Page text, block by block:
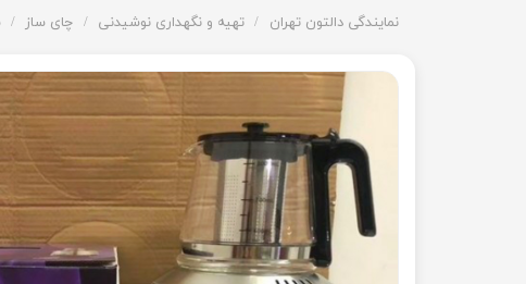
◼️ آماده سازی غذا
مخلوط کن
غذاساز
همزن
چرخ گوشت
سالاد ساز
◼️ تهیه و
سه کاره
دو کاره
چای ساز
آب پرتقال
آب سردکن
قهوه ساز
اسپرسوساز
نمایندگی دالتون تهران تهیه و نگهداری نوشیدنی چای ساز